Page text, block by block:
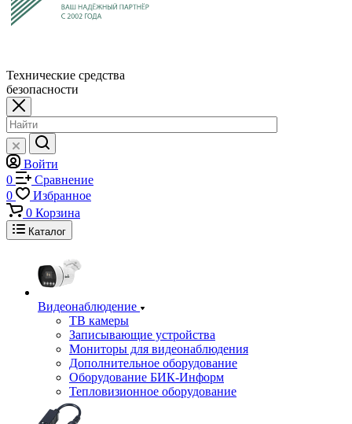
Технические средства
безопасности
Войти
0
Сравнение
0
Избранное
0 Корзина
Каталог
Видеонаблюдение
ТВ камеры
Записывающие устройства
Мониторы для видеонаблюдения
Дополнительное оборудование
Оборудование БИК-Информ
Тепловизионное оборудование